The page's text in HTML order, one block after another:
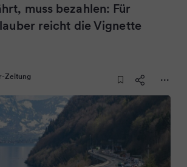
muss bezahlen: Für
reicht die Vignette
Zeitung